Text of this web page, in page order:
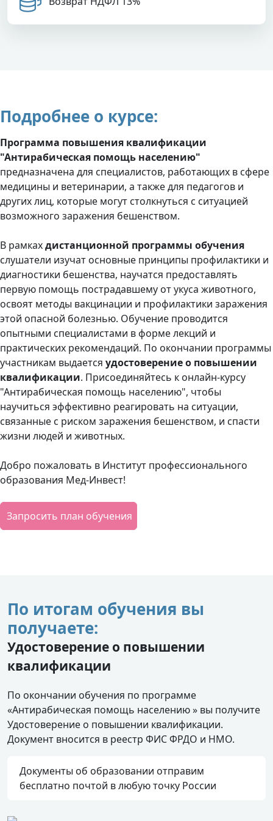
Подробнее о курсе:
Программа повышения квалификации
"Антирабическая помощь населению"
предназначена для специалистов, работающих в сфере
медицины и ветеринарии, а также для педагогов и
других лиц, которые могут столкнуться с ситуацией
возможного заражения бешенством.
В рамкахдистанционной программы обучения
слушатели изучат основные принципы профилактики и
диагностики бешенства, научатся предоставлять
первую помощь пострадавшему от укуса животного,
освоят методы вакцинации и профилактики заражения
этой опасной болезнью. Обучение проводится
опытными специалистами в форме лекций и
практических рекомендаций. По окончании программы
участникам выдается удостоверение о повышении
квалификации. Присоединяйтесь к онлайн-курсу
"Антирабическая помощь населению", чтобы
научиться эффективно реагировать на ситуации,
связанные с риском заражения бешенством, и спасти
жизни людей и животных.
Добро пожаловать в Институт профессионального
образования Мед-Инвест!
Запросить план обучения
По итогам обучения вы
получаете:
Удостоверение о повышении
квалификации
По окончании обучения по программе
«Антирабическая помощь населению » вы получите
Удостоверение о повышении квалификации.
Документ вносится в реестр ФИС ФРДО и НМО.
Документы об образовании отправим
бесплатно почтой в любую точку России